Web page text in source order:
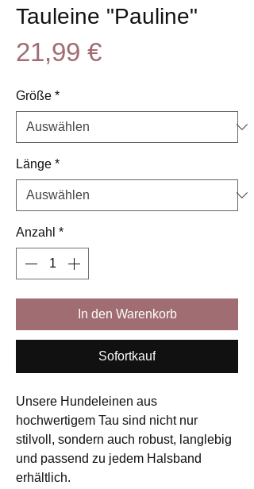
Tauleine "Pauline"
21,99 €Preis
Größe *
Länge *
Anzahl *
In den Warenkorb
Sofortkauf
Unsere Hundeleinen aus
hochwertigem Tau sind nicht nur
stilvoll, sondern auch robust, langlebig
und passend zu jedem Halsband
erhältlich.